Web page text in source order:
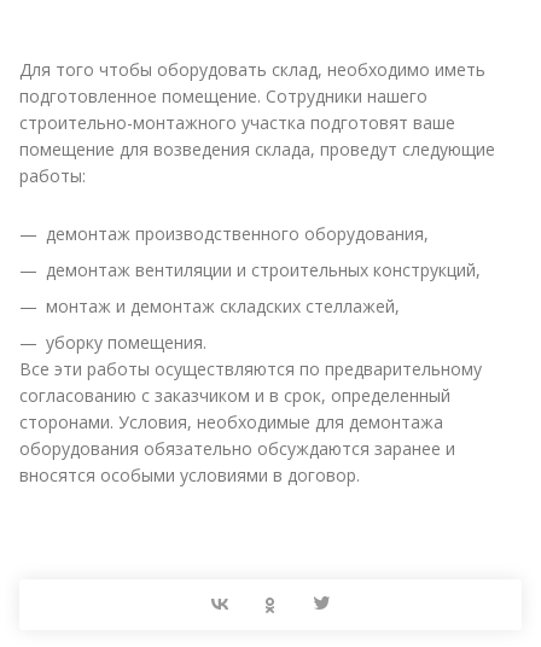
Для того чтобы оборудовать склад, необходимо иметь
подготовленное помещение. Сотрудники нашего
строительно-монтажного участка подготовят ваше
помещение для возведения склада, проведут следующие
работы:
демонтаж производственного оборудования,
демонтаж вентиляции и строительных конструкций,
монтаж и демонтаж складских стеллажей,
уборку помещения.
Все эти работы осуществляются по предварительному
согласованию с заказчиком и в срок, определенный
сторонами. Условия, необходимые для демонтажа
оборудования обязательно обсуждаются заранее и
вносятся особыми условиями в договор.